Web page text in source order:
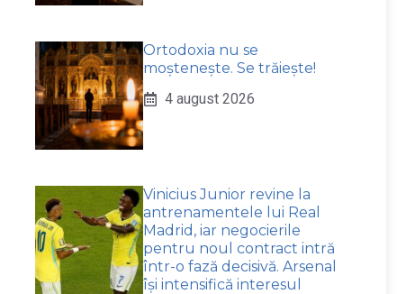
Ortodoxia nu se
moștenește. Se trăiește!
4 august 2026
Vinicius Junior revine la
antrenamentele lui Real
Madrid, iar negocierile
pentru noul contract intră
într-o fază decisivă. Arsenal
își intensifică interesul